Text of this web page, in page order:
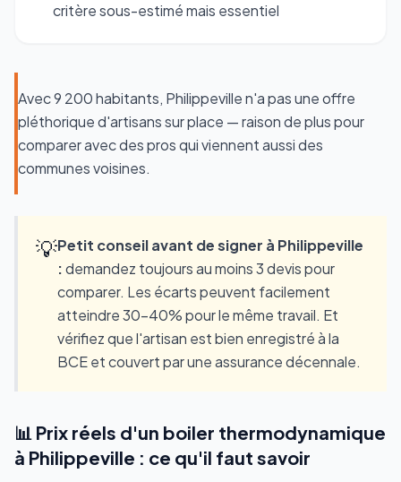
critère sous-estimé mais essentiel
Avec 9 200 habitants, Philippeville n'a pas une offre
pléthorique d'artisans sur place — raison de plus pour
comparer avec des pros qui viennent aussi des
communes voisines.
💡Petit conseil avant de signer à Philippeville
:demandez toujours au moins 3 devis pour
comparer. Les écarts peuvent facilement
atteindre 30-40% pour le même travail. Et
vérifiez que l'artisan est bien enregistré à la
BCE et couvert par une assurance décennale.
📊 Prix réels d'un boiler thermodynamique
à Philippeville : ce qu'il faut savoir